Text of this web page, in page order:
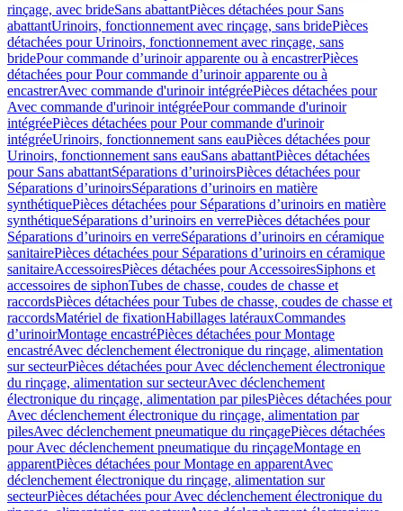
rinçage, avec brideSans abattantPièces détachées pour Sans
abattantUrinoirs, fonctionnement avec rinçage, sans bridePièces
détachées pour Urinoirs, fonctionnement avec rinçage, sans
bridePour commande d’urinoir apparente ou à encastrerPièces
détachées pour Pour commande d’urinoir apparente ou à
encastrerAvec commande d'urinoir intégréePièces détachées pour
Avec commande d'urinoir intégréePour commande d'urinoir
intégréePièces détachées pour Pour commande d'urinoir
intégréeUrinoirs, fonctionnement sans eauPièces détachées pour
Urinoirs, fonctionnement sans eauSans abattantPièces détachées
pour Sans abattantSéparations d’urinoirsPièces détachées pour
Séparations d’urinoirsSéparations d’urinoirs en matière
synthétiquePièces détachées pour Séparations d’urinoirs en matière
synthétiqueSéparations d’urinoirs en verrePièces détachées pour
Séparations d’urinoirs en verreSéparations d’urinoirs en céramique
sanitairePièces détachées pour Séparations d’urinoirs en céramique
sanitaireAccessoiresPièces détachées pour AccessoiresSiphons et
accessoires de siphonTubes de chasse, coudes de chasse et
raccordsPièces détachées pour Tubes de chasse, coudes de chasse et
raccordsMatériel de fixationHabillages latérauxCommandes
dʼurinoirMontage encastréPièces détachées pour Montage
encastréAvec déclenchement électronique du rinçage, alimentation
sur secteurPièces détachées pour Avec déclenchement électronique
du rinçage, alimentation sur secteurAvec déclenchement
électronique du rinçage, alimentation par pilesPièces détachées pour
Avec déclenchement électronique du rinçage, alimentation par
pilesAvec déclenchement pneumatique du rinçagePièces détachées
pour Avec déclenchement pneumatique du rinçageMontage en
apparentPièces détachées pour Montage en apparentAvec
déclenchement électronique du rinçage, alimentation sur
secteurPièces détachées pour Avec déclenchement électronique du